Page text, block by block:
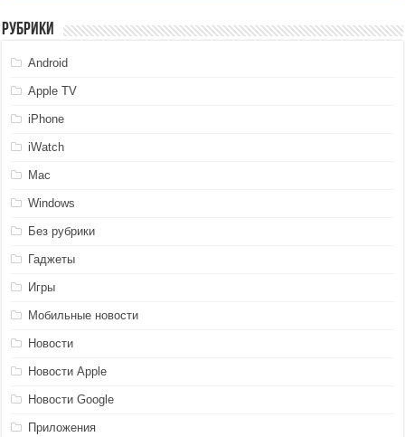
Рубрики
Android
Apple TV
iPhone
iWatch
Mac
Windows
Без рубрики
Гаджеты
Игры
Мобильные новости
Новости
Новости Apple
Новости Google
Приложения